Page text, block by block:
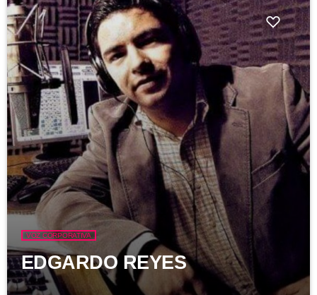
VOZ CORPORATIVA
EDGARDO REYES